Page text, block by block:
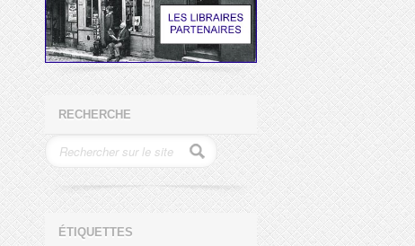
RECHERCHE
ÉTIQUETTES